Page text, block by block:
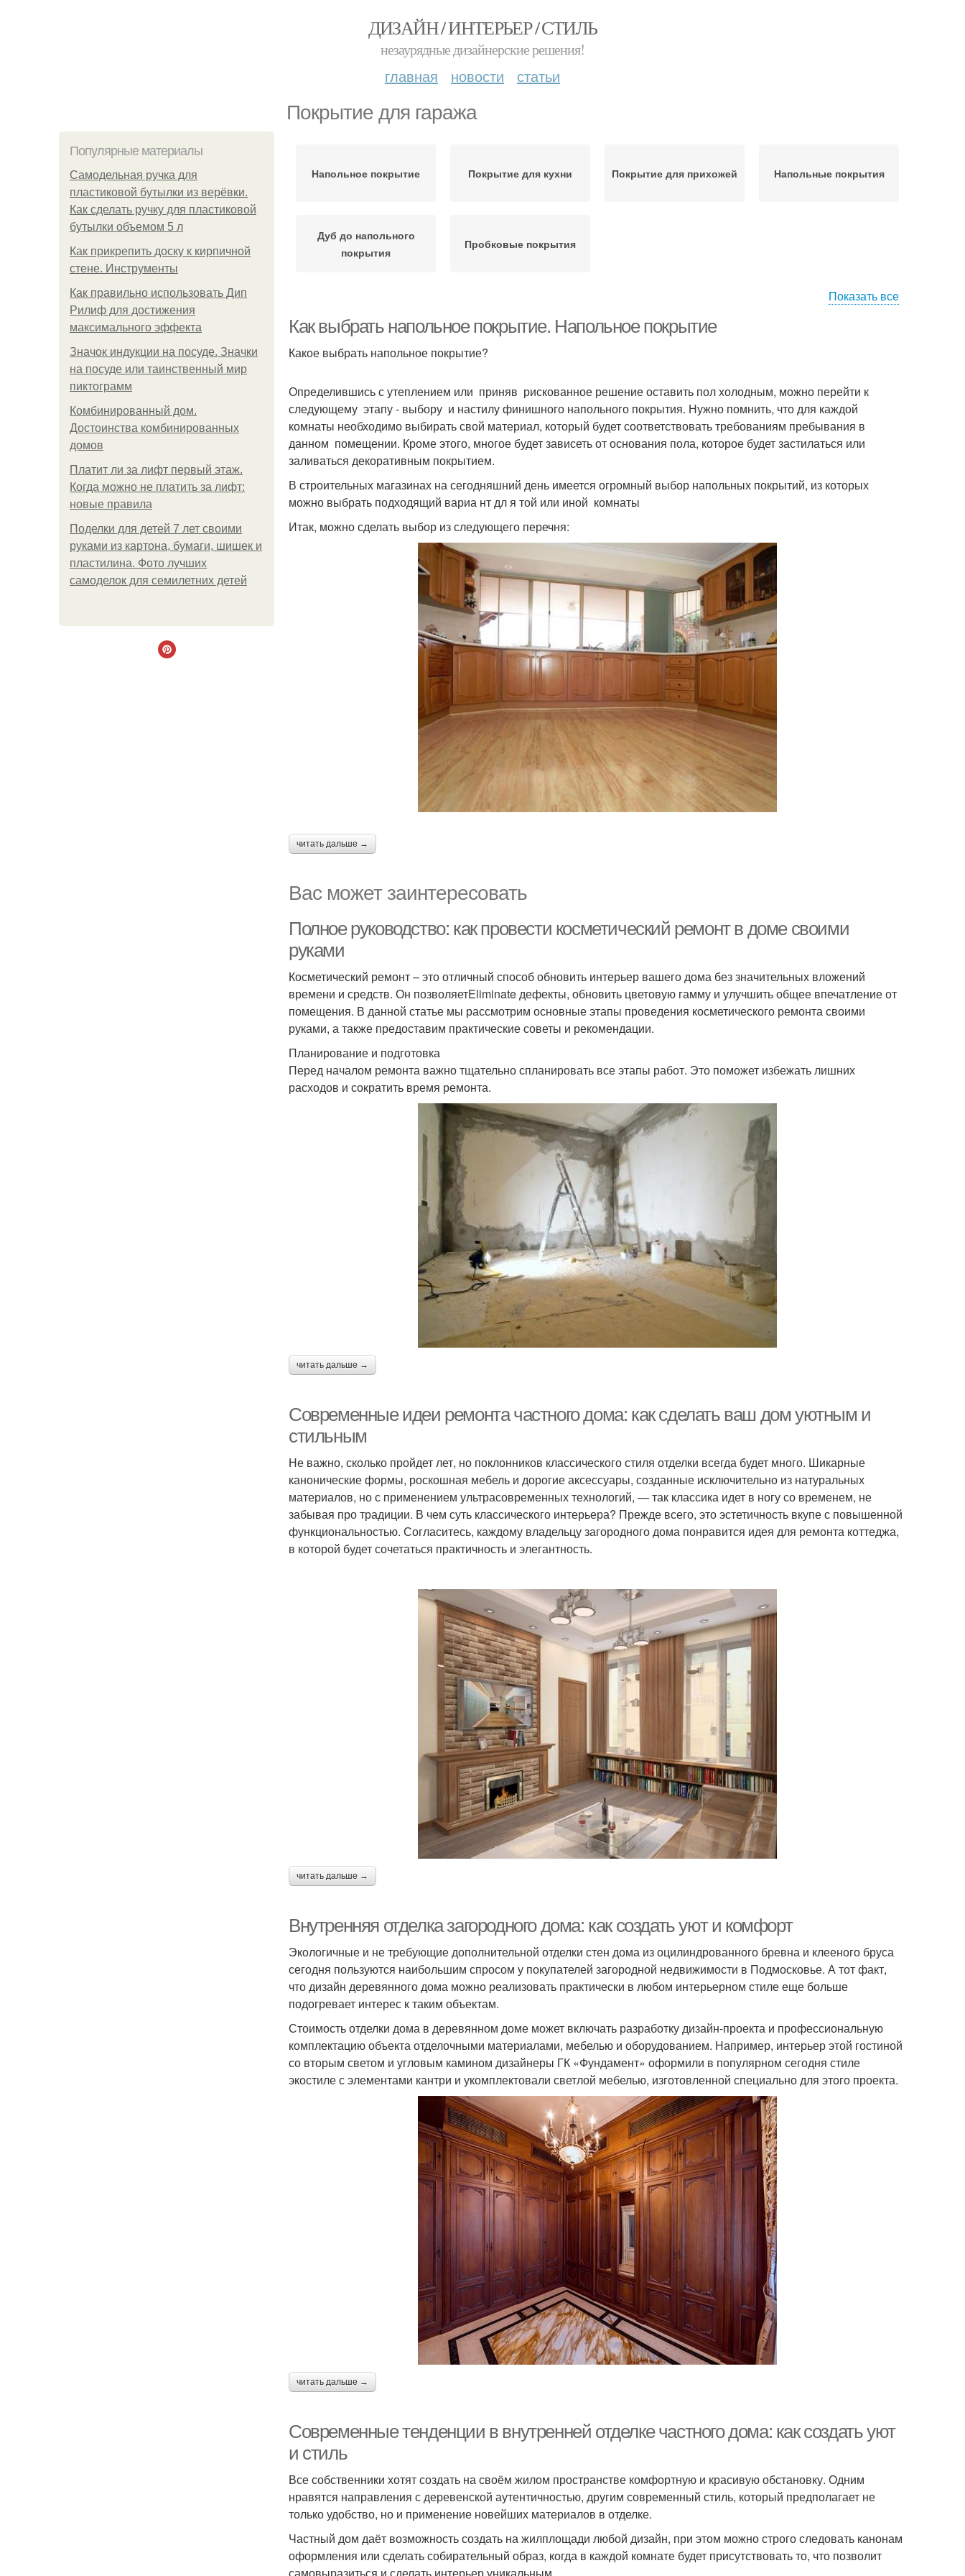
ДИЗАЙН / ИНТЕРЬЕР / СТИЛЬ
незаурядные дизайнерские решения!
главная новости статьи
Покрытие для гаража
Популярные материалы
Самодельная ручка для
пластиковой бутылки из верёвки.
Как сделать ручку для пластиковой
бутылки объемом 5 л
Как прикрепить доску к кирпичной
стене. Инструменты
Как правильно использовать Дип
Рилиф для достижения
максимального эффекта
Значок индукции на посуде. Значки
на посуде или таинственный мир
пиктограмм
Комбинированный дом.
Достоинства комбинированных
домов
Платит ли за лифт первый этаж.
Когда можно не платить за лифт:
новые правила
Поделки для детей 7 лет своими
руками из картона, бумаги, шишек и
пластилина. Фото лучших
самоделок для семилетних детей
Напольное покрытие Покрытие для кухни Покрытие для прихожей Напольные покрытия
Дуб до напольного
покрытия
Пробковые покрытия
Показать все
Как выбрать напольное покрытие. Напольное покрытие
Какое выбрать напольное покрытие?
Определившись с утеплением или приняв рискованное решение оставить пол холодным, можно перейти к
следующему этапу - выбору и настилу финишного напольного покрытия. Нужно помнить, что для каждой
комнаты необходимо выбирать свой материал, который будет соответствовать требованиям пребывания в
данном помещении. Кроме этого, многое будет зависеть от основания пола, которое будет застилаться или
заливаться декоративным покрытием.
В строительных магазинах на сегодняшний день имеется огромный выбор напольных покрытий, из которых
можно выбрать подходящий вариа нт дл я той или иной комнаты
Итак, можно сделать выбор из следующего перечня:
читать дальше →
Вас может заинтересовать
Полное руководство: как провести косметический ремонт в доме своими
руками
Косметический ремонт – это отличный способ обновить интерьер вашего дома без значительных вложений
времени и средств. Он позволяетEliminate дефекты, обновить цветовую гамму и улучшить общее впечатление от
помещения. В данной статье мы рассмотрим основные этапы проведения косметического ремонта своими
руками, а также предоставим практические советы и рекомендации.
Планирование и подготовка
Перед началом ремонта важно тщательно спланировать все этапы работ. Это поможет избежать лишних
расходов и сократить время ремонта.
читать дальше →
Современные идеи ремонта частного дома: как сделать ваш дом уютным и
стильным
Не важно, сколько пройдет лет, но поклонников классического стиля отделки всегда будет много. Шикарные
канонические формы, роскошная мебель и дорогие аксессуары, созданные исключительно из натуральных
материалов, но с применением ультрасовременных технологий, — так классика идет в ногу со временем, не
забывая про традиции. В чем суть классического интерьера? Прежде всего, это эстетичность вкупе с повышенной
функциональностью. Согласитесь, каждому владельцу загородного дома понравится идея для ремонта коттеджа,
в которой будет сочетаться практичность и элегантность.
читать дальше →
Внутренняя отделка загородного дома: как создать уют и комфорт
Экологичные и не требующие дополнительной отделки стен дома из оцилиндрованного бревна и клееного бруса
сегодня пользуются наибольшим спросом у покупателей загородной недвижимости в Подмосковье. А тот факт,
что дизайн деревянного дома можно реализовать практически в любом интерьерном стиле еще больше
подогревает интерес к таким объектам.
Стоимость отделки дома в деревянном доме может включать разработку дизайн-проекта и профессиональную
комплектацию объекта отделочными материалами, мебелью и оборудованием. Например, интерьер этой гостиной
со вторым светом и угловым камином дизайнеры ГК «Фундамент» оформили в популярном сегодня стиле
экостиле с элементами кантри и укомплектовали светлой мебелью, изготовленной специально для этого проекта.
читать дальше →
Современные тенденции в внутренней отделке частного дома: как создать уют
и стиль
Все собственники хотят создать на своём жилом пространстве комфортную и красивую обстановку. Одним
нравятся направления с деревенской аутентичностью, другим современный стиль, который предполагает не
только удобство, но и применение новейших материалов в отделке.
Частный дом даёт возможность создать на жилплощади любой дизайн, при этом можно строго следовать канонам
оформления или сделать собирательный образ, когда в каждой комнате будет присутствовать то, что позволит